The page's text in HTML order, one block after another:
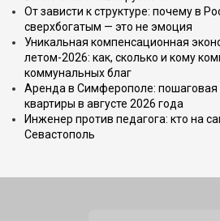
От зависти к структуре: почему в
сверхбогатым — это не эмоция
Уникальная компенсационная
летом-2026: как, сколько и кому
коммунальных благ
Аренда в Симферополе: пошаговая
квартиры в августе 2026 года
Инженер против педагога: кто на
Севастополь